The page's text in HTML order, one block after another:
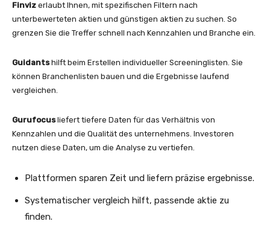
Finviz erlaubt Ihnen, mit spezifischen Filtern nach
unterbewerteten aktien und günstigen aktien zu suchen. So
grenzen Sie die Treffer schnell nach Kennzahlen und Branche ein.
Guidantshilft beim Erstellen individueller Screeninglisten. Sie
können Branchenlisten bauen und die Ergebnisse laufend
vergleichen.
Gurufocusliefert tiefere Daten für das Verhältnis von
Kennzahlen und die Qualität des unternehmens. Investoren
nutzen diese Daten, um die Analyse zu vertiefen.
Plattformen sparen Zeit und liefern präzise ergebnisse.
Systematischer vergleich hilft, passende aktie zu
finden.